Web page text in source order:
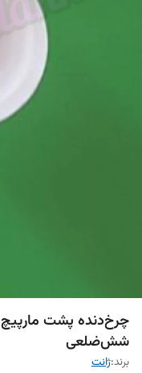
چرخ‌دنده پشت
شش‌ضلعی
برند:ژانت